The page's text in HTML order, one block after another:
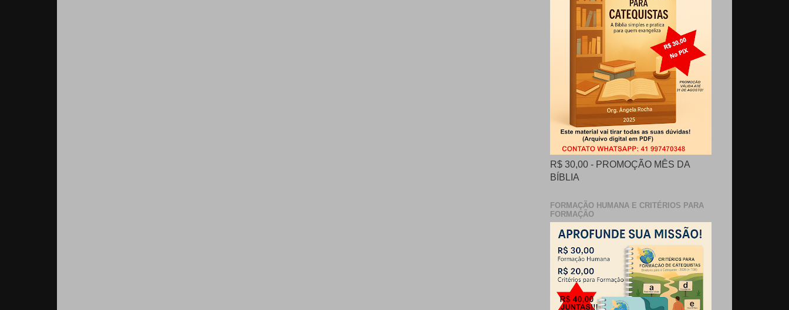
R$ 30,00 - PROMOÇÃO MÊS DA
BÍBLIA
FORMAÇÃO HUMANA E CRITÉRIOS PARA
FORMAÇÃO